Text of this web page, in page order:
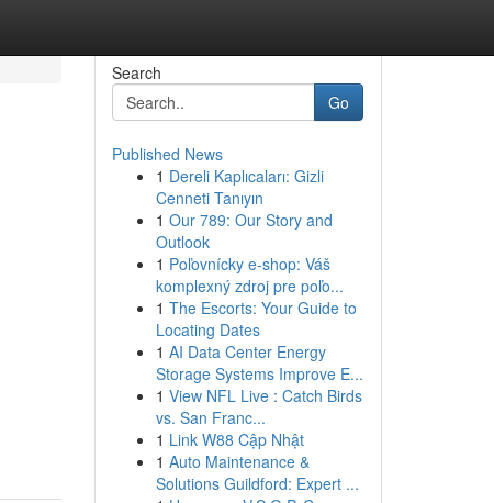
Search
Go
Published News
1 Dereli Kaplıcaları: Gizli
Cenneti Tanıyın
1 Our 789: Our Story and
Outlook
1 Poľovnícky e-shop: Váš
komplexný zdroj pre poľo...
1 The Escorts: Your Guide to
Locating Dates
1 AI Data Center Energy
Storage Systems Improve E...
1 View NFL Live : Catch Birds
vs. San Franc...
1 Link W88 Cập Nhật
1 Auto Maintenance &
Solutions Guildford: Expert ...